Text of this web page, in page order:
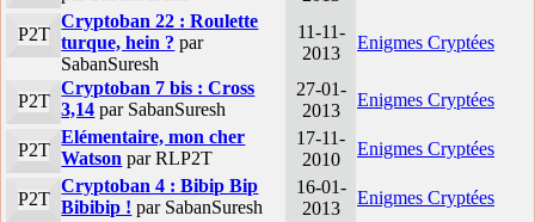
P2T
Cryptoban 22 : Roulette
turque, hein ? par
SabanSuresh
11-11-
2013
Enigmes Cryptées
P2T
Cryptoban 7 bis : Cross
3,14 par SabanSuresh
27-01-
2013
Enigmes Cryptées
P2T
Elémentaire, mon cher
Watson par RLP2T
17-11-
2010
Enigmes Cryptées
P2T
Cryptoban 4 : Bibip Bip
Bibibip ! par SabanSuresh
16-01-
2013
Enigmes Cryptées